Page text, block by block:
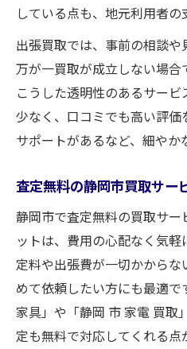
している点も、地元利用者の
出張買取では、事前の相談や
万が一買取が成立しない場合
こうした透明性のあるサー
少なく、口コミでも高い評
サポートがあるなど、細やか
査定無料の静岡市買取サー
静岡市で査定無料の買取サ
ットは、費用の心配なく気
定料や出張費が一切かから
めて依頼したい方にも最適
家具」や「静岡 市 家電 買取
定も無料で対応してくれる